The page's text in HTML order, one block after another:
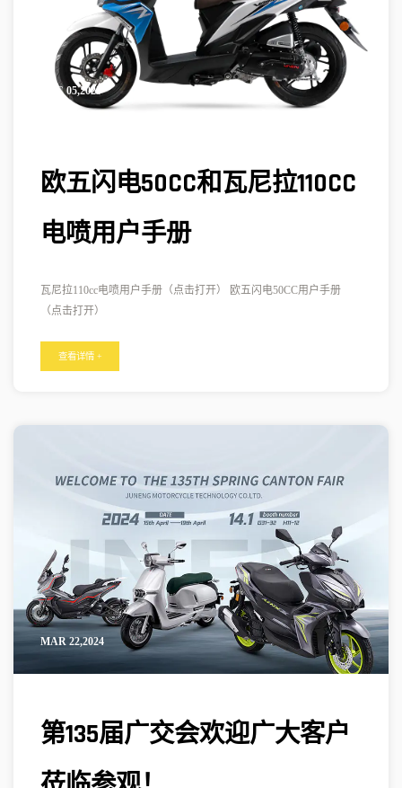
DEC 05,2025
欧五闪电50CC和瓦尼拉110CC
电喷用户手册
瓦尼拉110cc电喷用户手册（点击打开） 欧五闪电50CC用户手册
（点击打开）
查看详情 +
MAR 22,2024
第135届广交会欢迎广大客户